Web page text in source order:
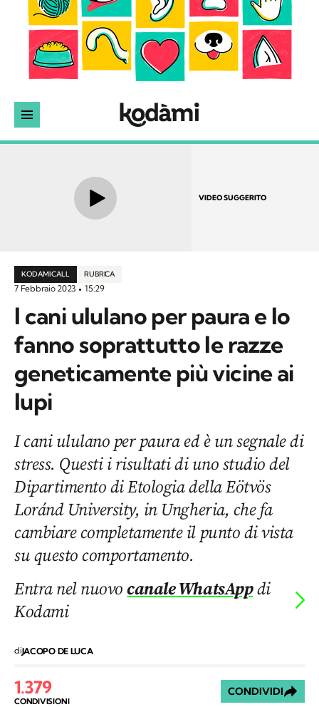
VIDEO SUGGERITO
KODAMI CALL RUBRICA
7 Febbraio 2023 15:29
I cani ululano per paura e lo
fanno soprattutto le razze
geneticamente più vicine ai
lupi
I cani ululano per paura ed è un segnale di
stress. Questi i risultati di uno studio del
Dipartimento di Etologia della Eötvös
Loránd University, in Ungheria, che fa
cambiare completamente il punto di vista
su questo comportamento.
Entra nel nuovocanale WhatsAppdi
Kodami
diJACOPO DE LUCA
1.379
CONDIVISIONI
CONDIVIDI